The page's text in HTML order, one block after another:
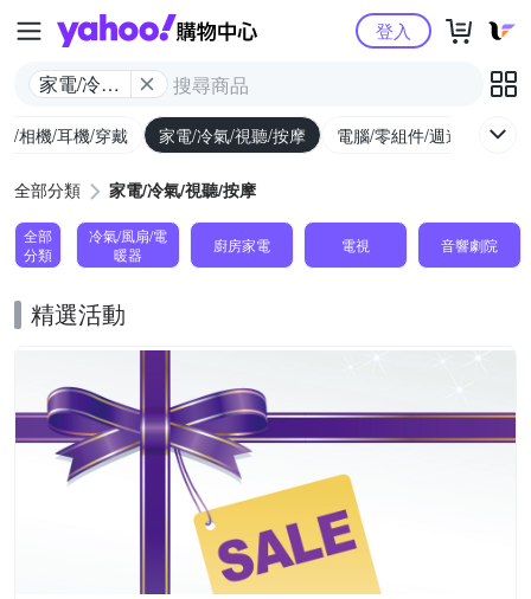
Yahoo購物中心
家電/冷氣/
登入
/相機/耳機/穿戴 家電/冷氣/視聽/按摩 電腦/零組件/週邊/遊戲
全部分類 家電/冷氣/視聽/按摩
全部
分類
冷氣/風扇/電
暖器
廚房家電 電視 音響劇院
精選活動